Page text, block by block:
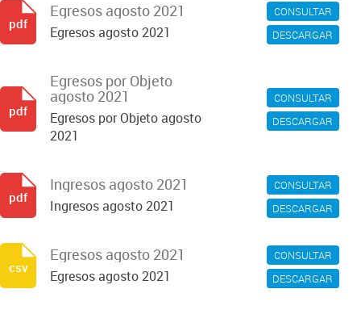
CONSULTAR
DESCARGAR
Egresos agosto 2021
Egresos agosto 2021
pdf
CONSULTAR
DESCARGAR
Egresos por Objeto
agosto 2021
Egresos por Objeto agosto
2021
pdf
CONSULTAR
DESCARGAR
Ingresos agosto 2021
Ingresos agosto 2021
pdf
CONSULTAR
DESCARGAR
Egresos agosto 2021
Egresos agosto 2021
csv